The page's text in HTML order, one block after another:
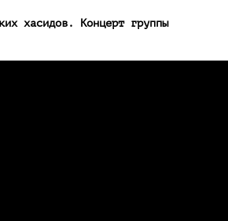
хасидов. Концерт группы